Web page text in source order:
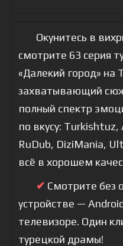
Окунитесь в
смотрите 63 серия
«Далекий город» на
захватывающий
полный спектр
по вкусу: Turkishtuz,
RuDub, DiziMania,
всё в хорошем
✔ Смотрите без
устройстве —
телевизоре. Один
турецкой драмы!